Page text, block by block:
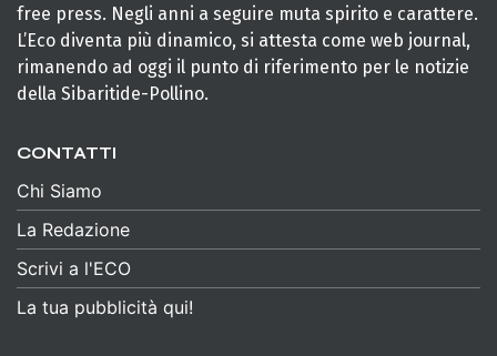
free press. Negli anni a seguire muta spirito e carattere.
L’Eco diventa più dinamico, si attesta come web journal,
rimanendo ad oggi il punto di riferimento per le notizie
della Sibaritide-Pollino.
CONTATTI
Chi Siamo
La Redazione
Scrivi a l'ECO
La tua pubblicità qui!